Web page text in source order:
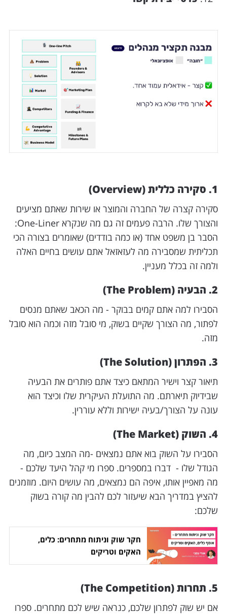
1. סקירה כללית (Overview)
סקירה קצרה של החברה והמוצר או שירות שאתם מציעים
והצורך שלו. הרבה פעמים זה גם מה שנקרא One-Liner:
הסבר בן משפט אחד (או כמה בודדים) שאומרים בצורה הכי
תכליתית שמסבירה מה לעזאזאל אתם עושים בחיים האלה
ולמה זה בכלל מעניין.
2. הבעיה (The Problem)
הסבירו למה אתם קמים בבוקר - מה הכאב שאתם מנסים
לפתור, מה הצורך שקיים בשוק, מי סובל מזה וכמה הוא סובל
מזה.
3. הפתרון (The Solution)
תיאור קצר וישיר המתאם כיצד אתם פותרים את הבעיה
שבידיוק תיארתם. מה התועלת העיקרית שלו וכיצד הוא
עונה על הצורך/בעיה ישירות וללא עוררין.
4. השוק (The Market)
הסבירו על השוק בוא אתם נמצאים -מה המצב כיום, מה
הגודל שלו - דברו במספרים. ספרו מי קהל היעד שלכם -
מה מאפיין אותו, איפה הם נמצאים, מה עושים היום. מוזמנים
להציץ במדריך הבא שיעזור לכם להבין מה קורה בשוק
שלכם:
חקר שוק וניתוח מתחרים: כלים,
האקים וטריקים
5. תחרות (The Competition)
אם יש שוק לפתרון שלכם, כנראה שיש לכם מתחרים. ספרו